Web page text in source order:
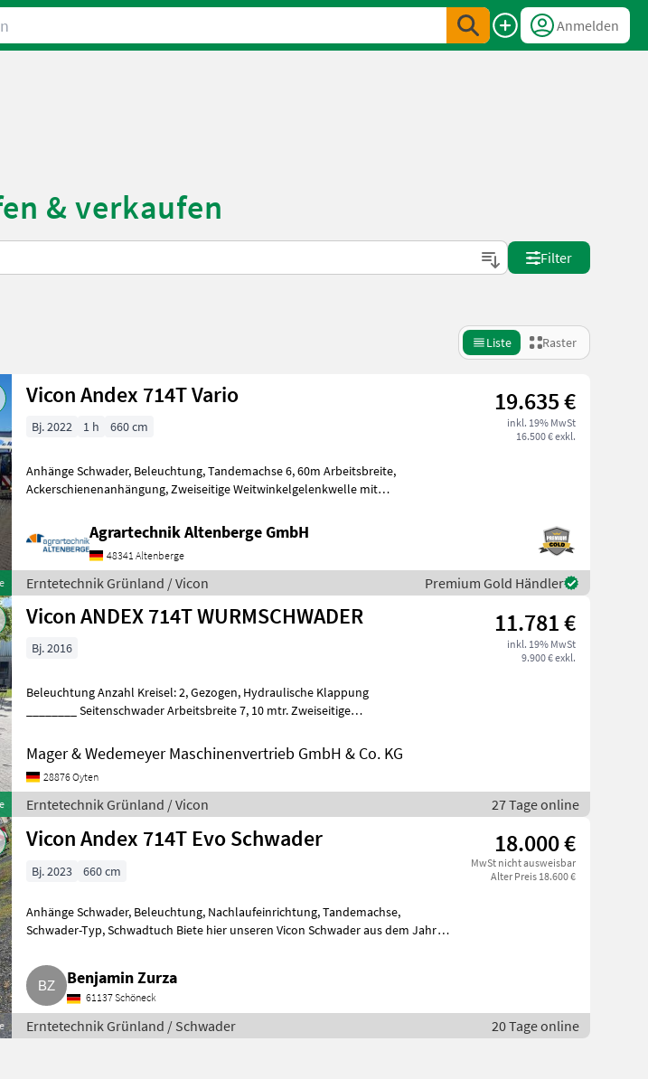
Anmelden
& verkaufen
Filter
Liste Raster
Vicon Andex 714T Vario 19.635 €
inkl. 19% MwSt
16.500 € exkl.
Bj. 2022 1 h 660 cm
Anhänge Schwader, Beleuchtung, Tandemachse 6, 60m Arbeitsbreite,
Ackerschienenanhängung, Zweiseitige Weitwinkelgelenkwelle mit
Agrartechnik Altenberge GmbH
48341 Altenberge
Erntetechnik Grünland / Vicon Premium Gold Händler
Vicon ANDEX 714T WURMSCHWADER 11.781 €
inkl. 19% MwSt
9.900 € exkl.
Bj. 2016
Beleuchtung Anzahl Kreisel: 2, Gezogen, Hydraulische Klappung
________ Seitenschwader Arbeitsbreite 7, 10 mtr. Zweiseitige
Mager & Wedemeyer Maschinenvertrieb GmbH & Co. KG
28876 Oyten
Erntetechnik Grünland / Vicon 27 Tage online
Vicon Andex 714T Evo Schwader 18.000 €
MwSt nicht ausweisbar
Alter Preis 18.600 €
Bj. 2023 660 cm
Anhänge Schwader, Beleuchtung, Nachlaufeinrichtung, Tandemachse,
Schwader-Typ, Schwadtuch Biete hier unseren Vicon Schwader aus dem Jahr
Benjamin Zurza
61137 Schöneck
Erntetechnik Grünland / Schwader 20 Tage online